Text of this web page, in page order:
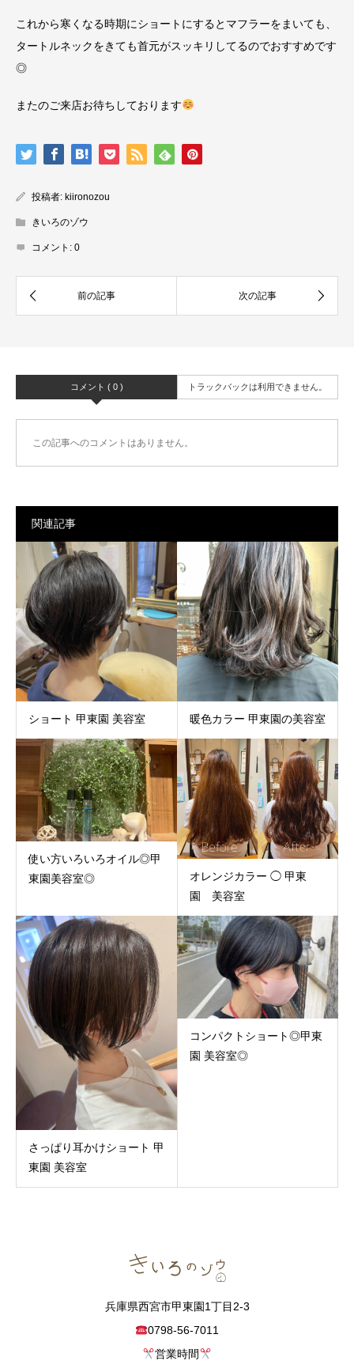
これから寒くなる時期にショートにするとマフラーをまいても、
タートルネックをきても首元がスッキリしてるのでおすすめです
◎
またのご来店お待ちしております
投稿者: kiironozou
きいろのゾウ
コメント: 0
コメント ( 0 ) トラックバックは利用できません。
この記事へのコメントはありません。
関連記事
ショート 甲東園 美容室 暖色カラー 甲東園の美容室
使い方いろいろオイル◎甲
東園美容室◎
オレンジカラー ◯ 甲東
園 美容室
さっぱり耳かけショート 甲
東園 美容室
コンパクトショート◎甲東
園 美容室◎
兵庫県西宮市甲東園1丁目2-3
0798-56-7011
営業時間